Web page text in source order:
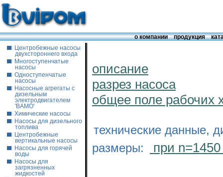
о компании продукция
Центробежные насосы
двухстороннего входа
Многоступенчатые
насосы
Одноступенчатые
насосы
Насосные агрегаты с
дизельным
электродвигателем
'ВАМО'
Химические насосы
Насосы для дизельного
топлива
Центробежные
вертикальные насосы
Насосы для горячей
воды
Насосы для
загрязненных
жидкостей
описание
разрез насоса
общее поле рабочих
технические данные,
размеры:
при